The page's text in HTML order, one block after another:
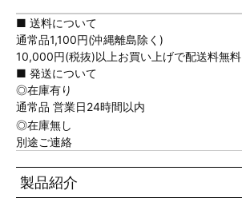
■ 送料について
通常品1,100円(沖縄離島除く)
10,000円(税抜)以上お買い上げで配送料無料
■ 発送について
◎在庫有り
通常品 営業日24時間以内
◎在庫無し
別途ご連絡
製品紹介